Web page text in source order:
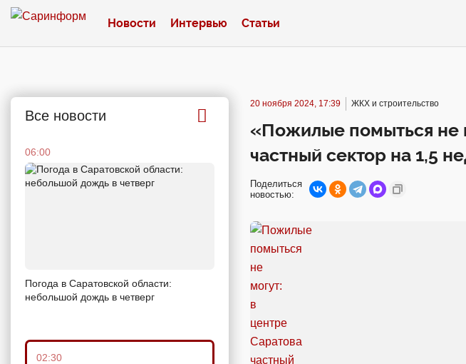
Новости Интервью Статьи
Все новости
06:00
Погода в Саратовской области:
небольшой дождь в четверг
02:30
20 ноября 2024, 17:39 ЖКХ и строительство
«Пожилые помыться не
частный сектор на 1,5
Поделиться
новостью: